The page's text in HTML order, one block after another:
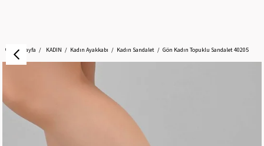
Anasayfa KADIN Kadın Ayakkabı Kadın Sandalet Gön Kadın Topuklu Sandalet 40205